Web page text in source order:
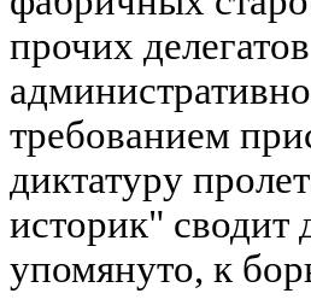
прочих
требованием
диктатуру
историк" сводит
упомянуто, к